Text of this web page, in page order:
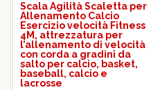
Scala Agilità Scaletta per
Allenamento Calcio
Esercizio velocità Fitness
4M, attrezzatura per
l’allenamento di velocità
con corda a gradini da
salto per calcio, basket,
baseball, calcio e
lacrosse